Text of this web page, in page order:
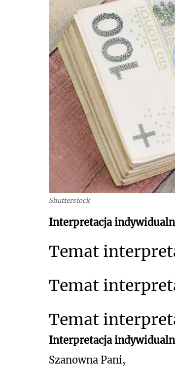
Shutterstock
Interpretacja
Temat
Temat
Temat
Interpretacja
Szanowna Pani,